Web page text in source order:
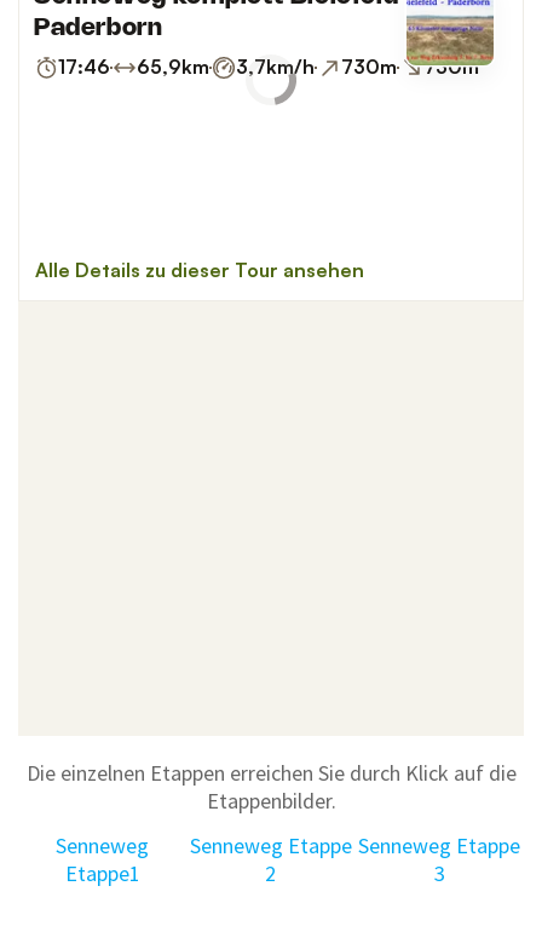
Die einzelnen Etappen erreichen Sie durch Klick auf die
Etappenbilder.
Senneweg
Etappe1
Senneweg Etappe
2
Senneweg Etappe
3